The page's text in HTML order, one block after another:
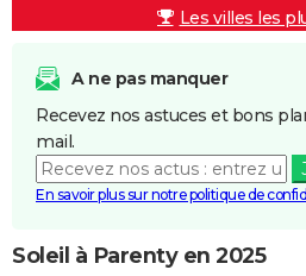
Les villes les
A ne pas manquer
Recevez nos astuces et bons
mail.
En savoir plus sur notre politique de
Soleil à Parenty en 2025